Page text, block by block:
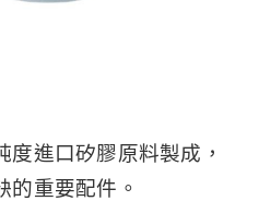
度進口矽膠原料製成，
的重要配件。